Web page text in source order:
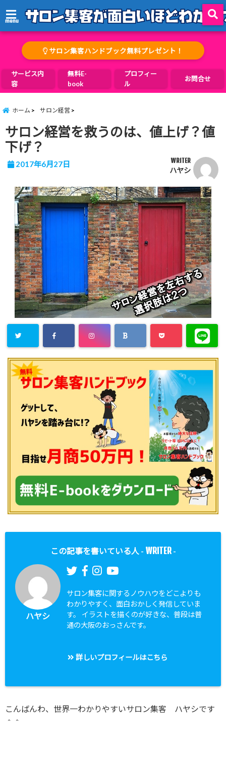
menu
サロン集客ハンドブック無料プレゼント！
サービス内
容
無料E-
book
プロフィー
ル
お問合せ
ホーム サロン経営
サロン経営を救うのは、値上げ？値
下げ？
2017年6月27日 WRITER
ハヤシ
この記事を書いている人 - WRITER-
ハヤシ
サロン集客に関するノウハウをどこよりも
わかりやすく、面白おかしく発信していま
す。 イラストを描くのが好きな、普段は普
通の大阪のおっさんです。
詳しいプロフィールはこちら
こんばんわ、世界一わかりやすいサロン集客 ハヤシです
＾＾